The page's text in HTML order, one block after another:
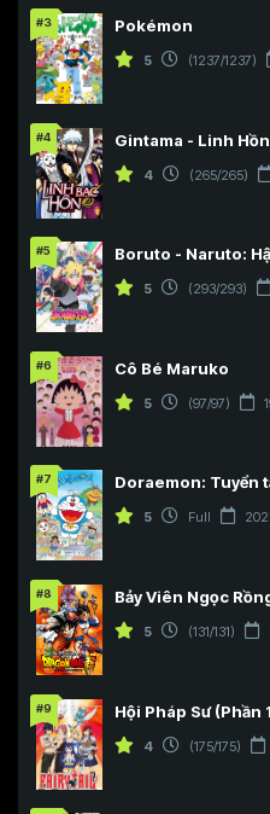
#3 Pokémon
5 (1237/1237)
#4 Gintama - Linh Hồn
4 (265/265)
#5 Boruto - Naruto:
5 (293/293)
#6 Cô Bé Maruko
5 (97/97)
#7 Doraemon: Tuyển
5 Full
#8 Bảy Viên Ngọc
5 (131/131)
#9 Hội Pháp Sư (Phần
4 (175/175)